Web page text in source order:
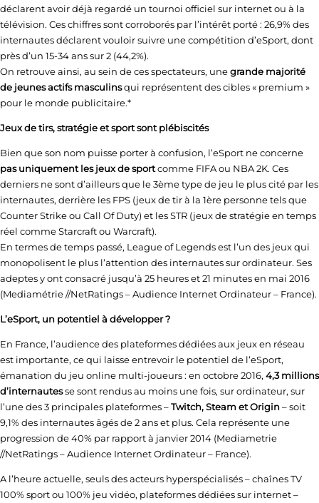
déclarent avoir déjà regardé un tournoi officiel sur internet ou à la
télévision. Ces chiffres sont corroborés par l’intérêt porté : 26,9% des
internautes déclarent vouloir suivre une compétition d’eSport, dont
près d’un 15-34 ans sur 2 (44,2%).
On retrouve ainsi, au sein de ces spectateurs, unegrande majorité
de jeunes actifs masculinsqui représentent des cibles « premium »
pour le monde publicitaire.*
Jeux de tirs, stratégie et sport sont plébiscités
Bien que son nom puisse porter à confusion, l’eSport ne concerne
pas uniquement les jeux de sportcomme FIFA ou NBA 2K. Ces
derniers ne sont d’ailleurs que le 3ème type de jeu le plus cité par les
internautes, derrière les FPS (jeux de tir à la 1ère personne tels que
Counter Strike ou Call Of Duty) et les STR (jeux de stratégie en temps
réel comme Starcraft ou Warcraft).
En termes de temps passé, League of Legends est l’un des jeux qui
monopolisent le plus l’attention des internautes sur ordinateur. Ses
adeptes y ont consacré jusqu’à 25 heures et 21 minutes en mai 2016
(Mediamétrie //NetRatings – Audience Internet Ordinateur – France).
L’eSport, un potentiel à développer ?
En France, l’audience des plateformes dédiées aux jeux en réseau
est importante, ce qui laisse entrevoir le potentiel de l’eSport,
émanation du jeu online multi-joueurs : en octobre 2016, 4,3 millions
d’internautesse sont rendus au moins une fois, sur ordinateur, sur
l’une des 3 principales plateformes –Twitch, Steam et Origin– soit
9,1% des internautes âgés de 2 ans et plus. Cela représente une
progression de 40% par rapport à janvier 2014 (Mediametrie
//NetRatings – Audience Internet Ordinateur – France).
A l’heure actuelle, seuls des acteurs hyperspécialisés – chaînes TV
100% sport ou 100% jeu vidéo, plateformes dédiées sur internet –